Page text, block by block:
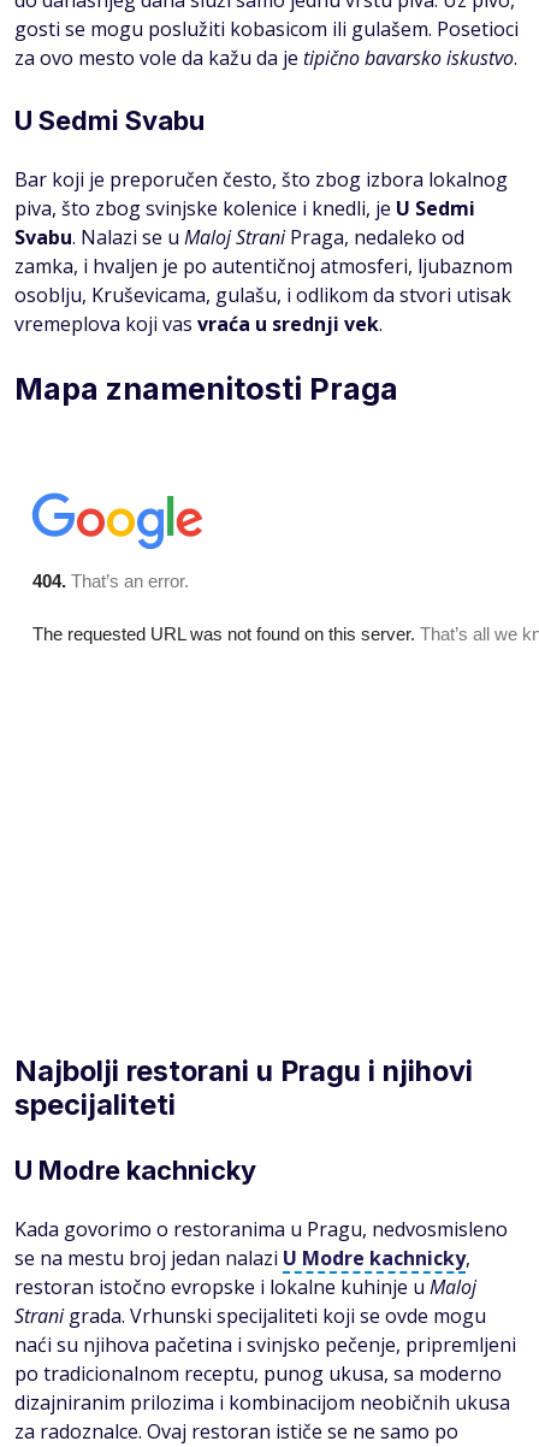
gosti se mogu poslužiti kobasicom ili gulašem. Posetioci
za ovo mesto vole da kažu da je tipično bavarsko iskustvo.
U Sedmi Svabu
Bar koji je preporučen često, što zbog izbora lokalnog
piva, što zbog svinjske kolenice i knedli, je U Sedmi
Svabu. Nalazi se u Maloj StraniPraga, nedaleko od
zamka, i hvaljen je po autentičnoj atmosferi, ljubaznom
osoblju, Kruševicama, gulašu, i odlikom da stvori utisak
vremeplova koji vas vraća u srednji vek.
Mapa znamenitosti Praga
Najbolji restorani u Pragu i njihovi
specijaliteti
U Modre kachnicky
Kada govorimo o restoranima u Pragu, nedvosmisleno
se na mestu broj jedan nalazi U Modre kachnicky,
restoran istočno evropske i lokalne kuhinje u Maloj
Stranigrada. Vrhunski specijaliteti koji se ovde mogu
naći su njihova pačetina i svinjsko pečenje, pripremljeni
po tradicionalnom receptu, punog ukusa, sa moderno
dizajniranim prilozima i kombinacijom neobičnih ukusa
za radoznalce. Ovaj restoran ističe se ne samo po